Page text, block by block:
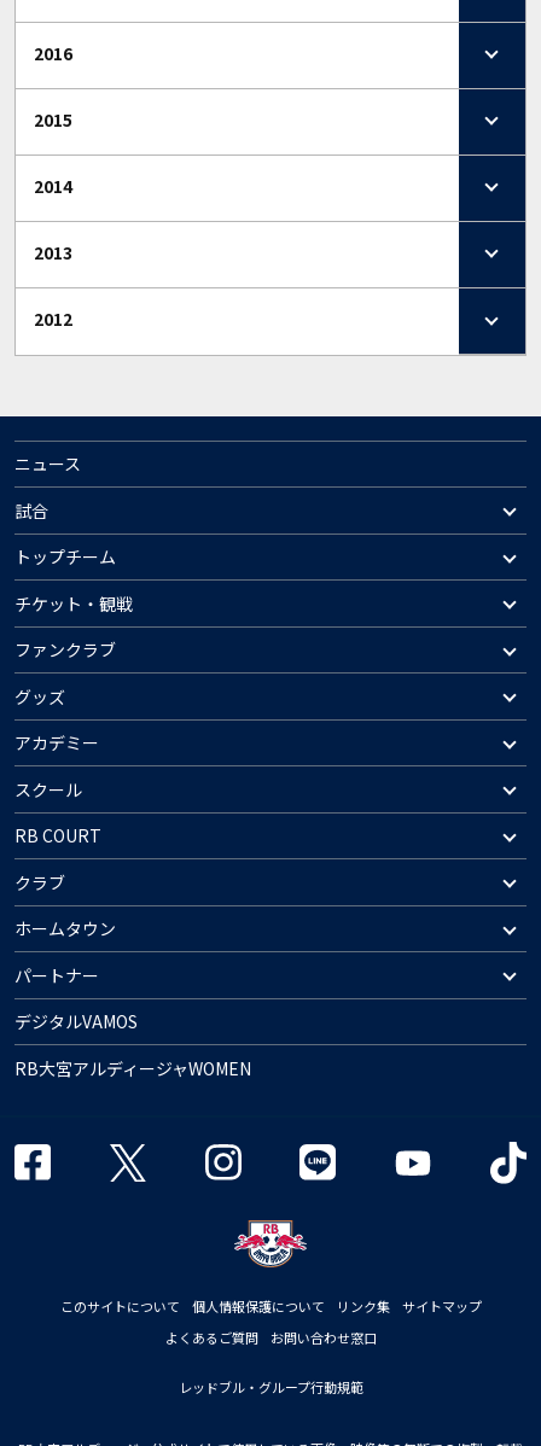
2016
2015
2014
2013
2012
ニュース
試合
トップチーム
チケット・観戦
ファンクラブ
グッズ
アカデミー
スクール
RB COURT
クラブ
ホームタウン
パートナー
デジタルVAMOS
RB大宮アルディージャWOMEN
このサイトについて 個人情報保護について リンク集
サイトマップ
よくあるご質問
お問い合わせ窓口
レッドブル・グループ行動規範